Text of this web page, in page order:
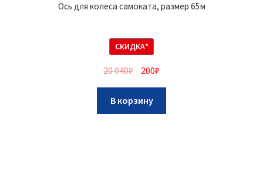
Ось для колеса самоката, размер 65м
СКИДКА*
20 040₽ 200₽
В корзину